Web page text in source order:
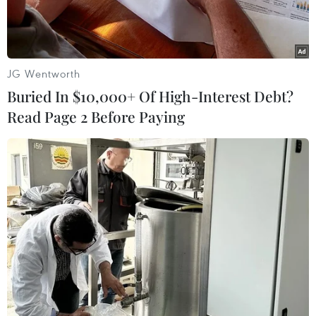
phép.
Bị cáo Phan Quốc Khải, nguyên Giám đốc Vườn Quốc gia Mũi
Cà Mau (thứ 2, từ phải sang) và 4 thuộc cấp tại phiên tòa.
(Ảnh: TTXVN phát)
Sau 2 ngày xét xử, chiều 27/3, Tòa án Nhân dân
JG Wentworth
Buried In $10,000+ Of High-Interest Debt?
Read Page 2 Before Paying